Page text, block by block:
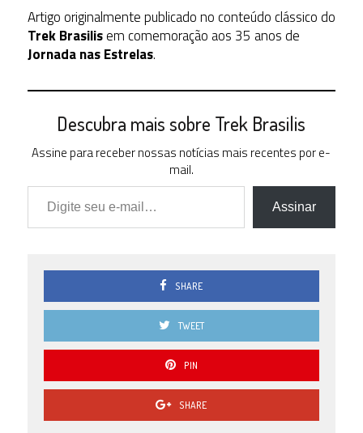
Artigo originalmente publicado no conteúdo clássico do
Trek Brasilisem comemoração aos 35 anos de
Jornada nas Estrelas.
Descubra mais sobre Trek Brasilis
Assine para receber nossas notícias mais recentes por e-
mail.
Digite seu e-mail…
Assinar
SHARE
TWEET
PIN
SHARE